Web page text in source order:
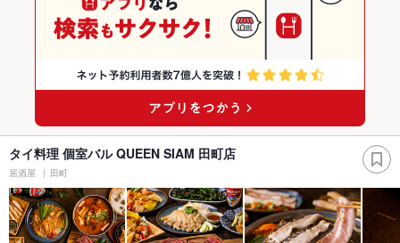
タイ料理 個室バル QUEEN SIAM 田町店
居酒屋 田町